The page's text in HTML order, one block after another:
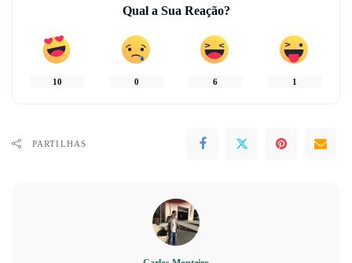
Qual a Sua Reação?
10 0 6 1
PARTILHAS